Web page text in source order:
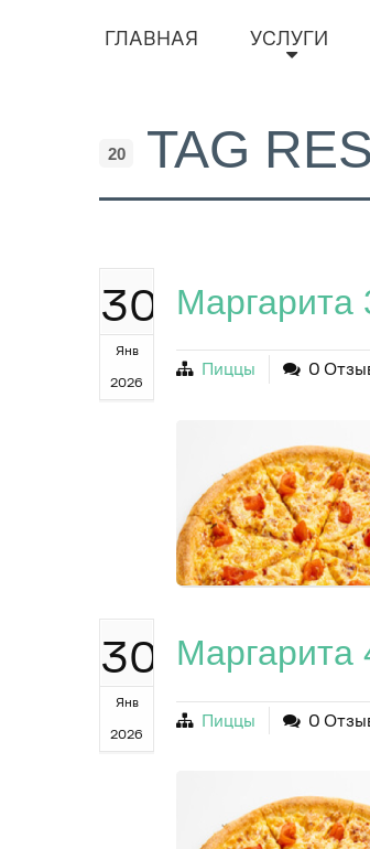
ГЛАВНАЯ УСЛУГИ
20 TAG
30
Янв
2026
Маргарита
Пиццы 0
30
Янв
2026
Маргарита
Пиццы 0